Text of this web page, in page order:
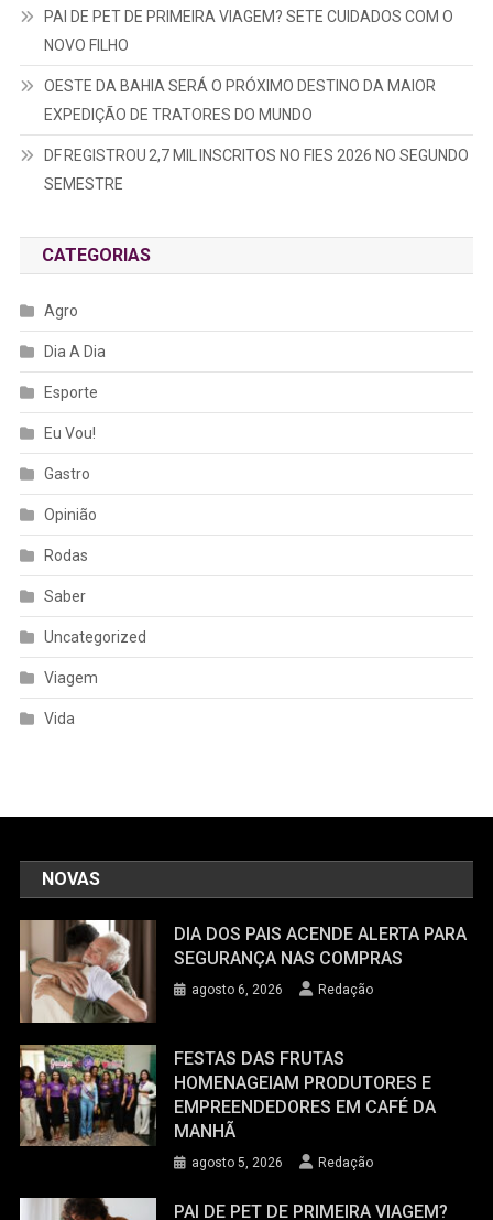
PAI DE PET DE PRIMEIRA VIAGEM? SETE CUIDADOS COM O
NOVO FILHO
OESTE DA BAHIA SERÁ O PRÓXIMO DESTINO DA MAIOR
EXPEDIÇÃO DE TRATORES DO MUNDO
DF REGISTROU 2,7 MIL INSCRITOS NO FIES 2026 NO SEGUNDO
SEMESTRE
CATEGORIAS
Agro
Dia A Dia
Esporte
Eu Vou!
Gastro
Opinião
Rodas
Saber
Uncategorized
Viagem
Vida
NOVAS
DIA DOS PAIS ACENDE ALERTA PARA
SEGURANÇA NAS COMPRAS
agosto 6, 2026 Redação
FESTAS DAS FRUTAS
HOMENAGEIAM PRODUTORES E
EMPREENDEDORES EM CAFÉ DA
MANHÃ
agosto 5, 2026 Redação
PAI DE PET DE PRIMEIRA VIAGEM?